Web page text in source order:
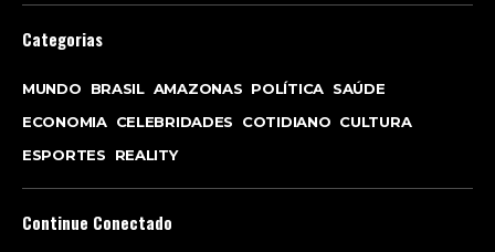
Categorias
MUNDO BRASIL AMAZONAS POLÍTICA SAÚDE
ECONOMIA CELEBRIDADES COTIDIANO CULTURA
ESPORTES
REALITY
Continue Conectado